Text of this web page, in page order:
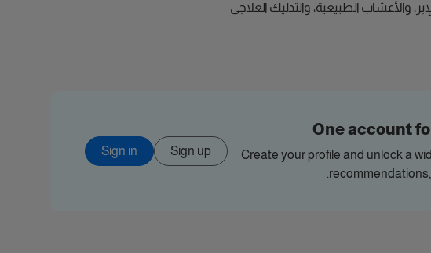
والأعشاب الطبيعية، والتدليك العلاجي
One account
Create your profile and unlock a
Sign up
Sign in